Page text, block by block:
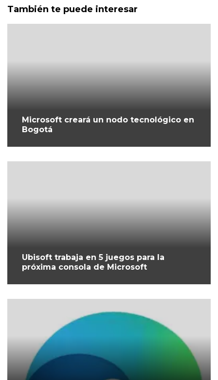
También te puede interesar
Microsoft creará un nodo tecnológico en
Bogotá
Ubisoft trabaja en 5 juegos para la
próxima consola de Microsoft